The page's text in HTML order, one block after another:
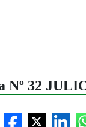
Nº 32